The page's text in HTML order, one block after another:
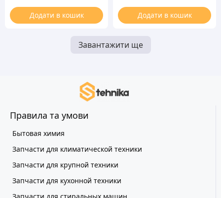
Додати в кошик Додати в кошик
Завантажити ще
Правила та умови
Бытовая химия
Запчасти для климатической техники
Запчасти для крупной техники
Запчасти для кухонной техники